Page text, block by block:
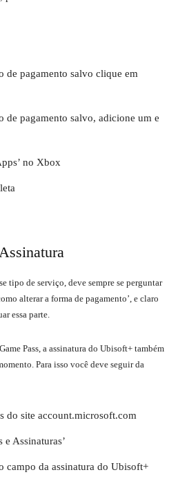
de pagamento salvo clique em
de pagamento salvo, adicione um e
no Xbox
tipo de serviço, deve sempre se perguntar
alterar a forma de pagamento’, e claro
essa parte.
Pass, a assinatura do Ubisoft+ também
Para isso você deve seguir da
do site account.microsoft.com
e Assinaturas’
campo da assinatura do Ubisoft+